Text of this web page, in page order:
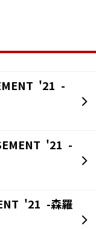
'21 -
'21 -
'21 -森羅